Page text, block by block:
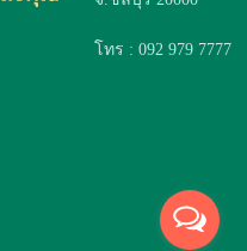
โทร : 092 979 7777